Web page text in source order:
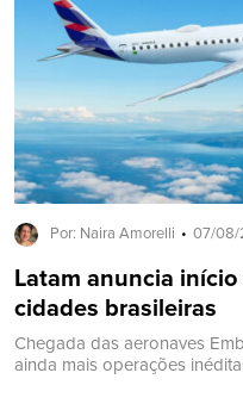
Por: Naira Amorelli 07/08/
Latam anuncia
cidades brasileiras
Chegada das aeronaves
ainda mais operações